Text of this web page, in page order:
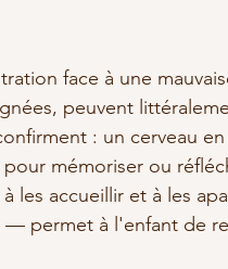
face à une
peuvent
: un cerveau
mémoriser ou
les accueillir et à les
permet à l'enfant de